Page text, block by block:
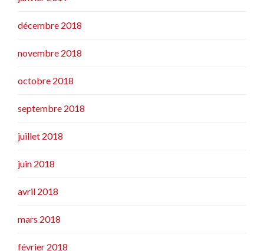
décembre 2018
novembre 2018
octobre 2018
septembre 2018
juillet 2018
juin 2018
avril 2018
mars 2018
février 2018